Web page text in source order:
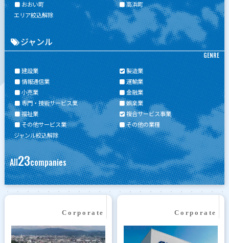
おおい町
高浜町
エリア絞込解除
ジャンル
GENRE
建設業
製造業
情報通信業
運輸業
小売業
金融業
専門・技術サービス業
娯楽業
福祉業
複合サービス事業
その他サービス業
その他の業種
ジャンル絞込解除
All23companies